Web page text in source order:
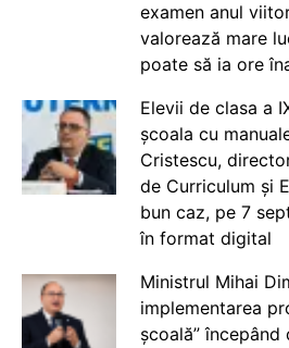
examen anul
valorează mare
poate să ia ore
Elevii de clasa a
școala cu
Cristescu,
de Curriculum și
bun caz, pe 7
în format digital
Ministrul Mihai
implementarea
școală”